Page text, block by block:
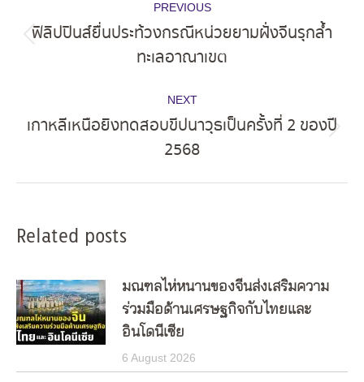
navigation
PREVIOUS
post:
ฟิลิปปินส์ยื่นประท้วงกรณีหน่วยยามฝั่งจีนรุกล้ำ
ทะเลอาณาเขต
NEXT
Next
post:
เกาหลีเหนือยิงทดสอบขีปนาวุธเป็นครั้งที่ 2 ของปี
2568
Related posts
มณฑลไห่หนานของจีนส่งเสริมความ
ร่วมมือด้านเศรษฐกิจกับไทยและ
อินโดนีเซีย
6 August 2026